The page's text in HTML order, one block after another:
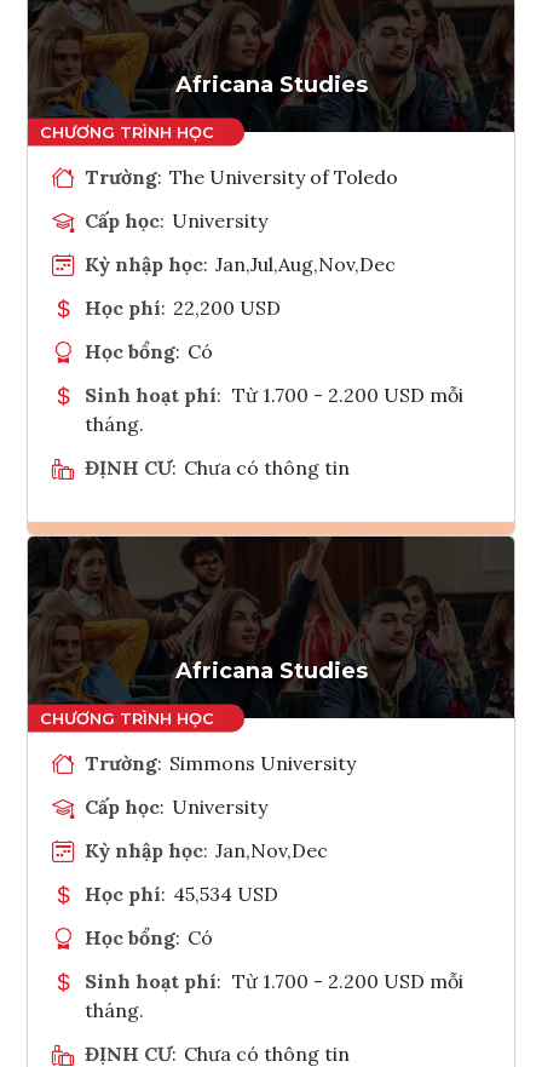
Tham vấn Interlink
Africana Studies
Trường: The University of Toledo
Cấp học: University
Kỳ nhập học: Jan,Jul,Aug,Nov,Dec
Học phí: 22,200 USD
Học bổng: Có
Sinh hoạt phí: Từ 1.700 - 2.200 USD mỗi
tháng.
ĐỊNH CƯ: Chưa có thông tin
Ghi danh
Tham vấn Interlink
Africana Studies
Trường: Simmons University
Cấp học: University
Kỳ nhập học: Jan,Nov,Dec
Học phí: 45,534 USD
Học bổng: Có
Sinh hoạt phí: Từ 1.700 - 2.200 USD mỗi
tháng.
ĐỊNH CƯ: Chưa có thông tin